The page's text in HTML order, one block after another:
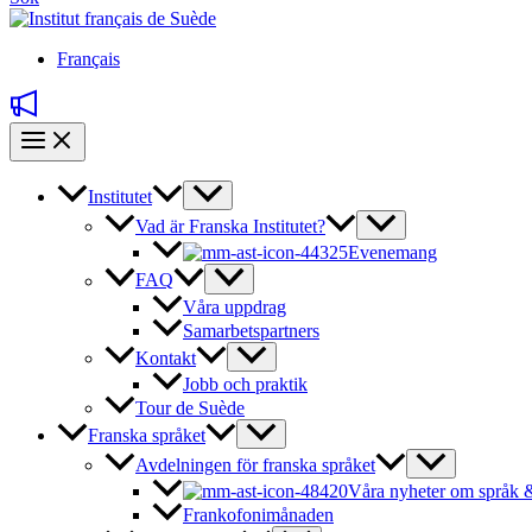
Français
Institutet
Vad är Franska Institutet?
Evenemang
FAQ
Våra uppdrag
Samarbetspartners
Kontakt
Jobb och praktik
Tour de Suède
Franska språket
Avdelningen för franska språket
Våra nyheter om språk
Frankofonimånaden